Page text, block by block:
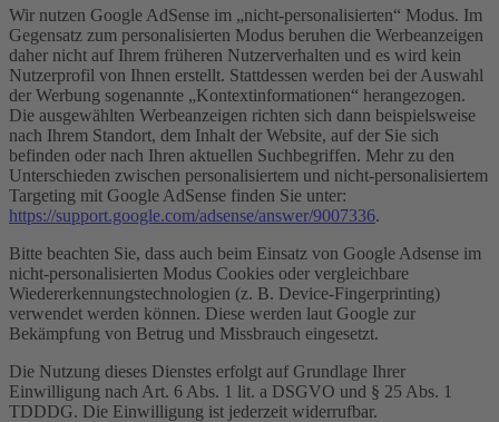
Wir nutzen Google AdSense im „nicht-personalisierten“ Modus. Im
Gegensatz zum personalisierten Modus beruhen die Werbeanzeigen
daher nicht auf Ihrem früheren Nutzerverhalten und es wird kein
Nutzerprofil von Ihnen erstellt. Stattdessen werden bei der Auswahl
der Werbung sogenannte „Kontextinformationen“ herangezogen.
Die ausgewählten Werbeanzeigen richten sich dann beispielsweise
nach Ihrem Standort, dem Inhalt der Website, auf der Sie sich
befinden oder nach Ihren aktuellen Suchbegriffen. Mehr zu den
Unterschieden zwischen personalisiertem und nicht-personalisiertem
Targeting mit Google AdSense finden Sie unter:
https://support.google.com/adsense/answer/9007336.
Bitte beachten Sie, dass auch beim Einsatz von Google Adsense im
nicht-personalisierten Modus Cookies oder vergleichbare
Wiedererkennungstechnologien (z. B. Device-Fingerprinting)
verwendet werden können. Diese werden laut Google zur
Bekämpfung von Betrug und Missbrauch eingesetzt.
Die Nutzung dieses Dienstes erfolgt auf Grundlage Ihrer
Einwilligung nach Art. 6 Abs. 1 lit. a DSGVO und § 25 Abs. 1
TDDDG. Die Einwilligung ist jederzeit widerrufbar.